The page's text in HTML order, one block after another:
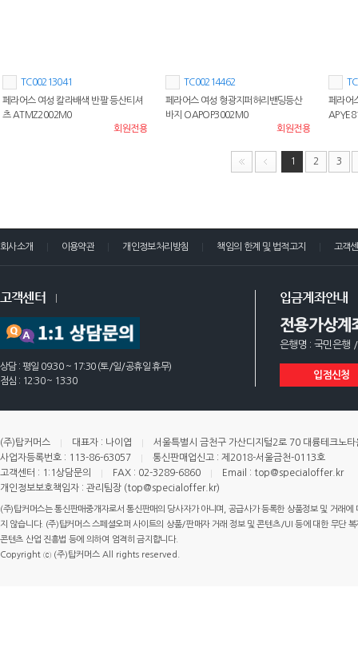
TC00213041
페라어스 여성 칼라배색 반팔 등산티셔
츠 ATMZ2002M0
회원전용
TC00214462
페라어스 여성 형광지퍼허리밴딩등산
바지 OAPOP3002M0
회원전용
페라어
1 2 3
회사소개 이용약관 개인정보처리방침 책임의 한계 및 법적고지 고객
고객센터
상담 : 평일 09:30 ~ 17:30 (토/일/공휴일 휴무)
점심 : 12:30 ~ 13:30
입금계좌안내
전용가상계
은행명 : 국민은행
입점신청
(주)탑커머스 대표자 : 나이엽
서울특별시 금천구 가산디지털2로 70 대륭테크노
사업자등록번호 : 113-86-63057
통신판매업신고 : 제2018-서울금천-0113호
고객센터 : 1:1상담문의
FAX : 02-3289-6860
Email : top@specialoffer.kr
개인정보보호책임자 : 관리팀장 (top@specialoffer.kr)
(주)탑커머스는 통신판매중개자로서 통신판매의 당사자가 아니며, 공급사가 등록한 상품정보 및 거래
지 않습니다. (주)탑커머스 스페셜오퍼 사이트의 상품/판매자 거래 정보 및 콘텐츠/UI 등에 대한 무단
콘텐츠 산업 진흥법 등에 의하여 엄격히 금지합니다.
Copyright ⓒ (주)탑커머스 All rights reserved.